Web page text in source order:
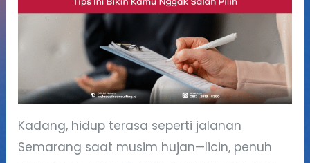
Kadang, hidup terasa seperti jalanan
Semarang saat musim hujan—licin, penuh